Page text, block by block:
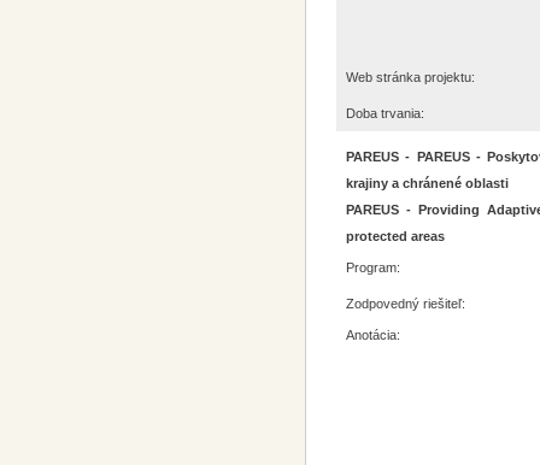
Web stránka projektu:
Doba trvania:
PAREUS - PAREUS -
krajiny a chránené oblasti
PAREUS - Providing
protected areas
Program:
Zodpovedný riešiteľ:
Anotácia: